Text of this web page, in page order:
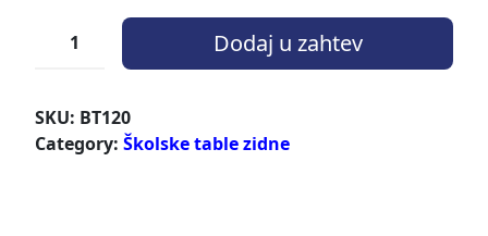
Dodaj u zahtev
SKU: BT120
Category: Školske table zidne